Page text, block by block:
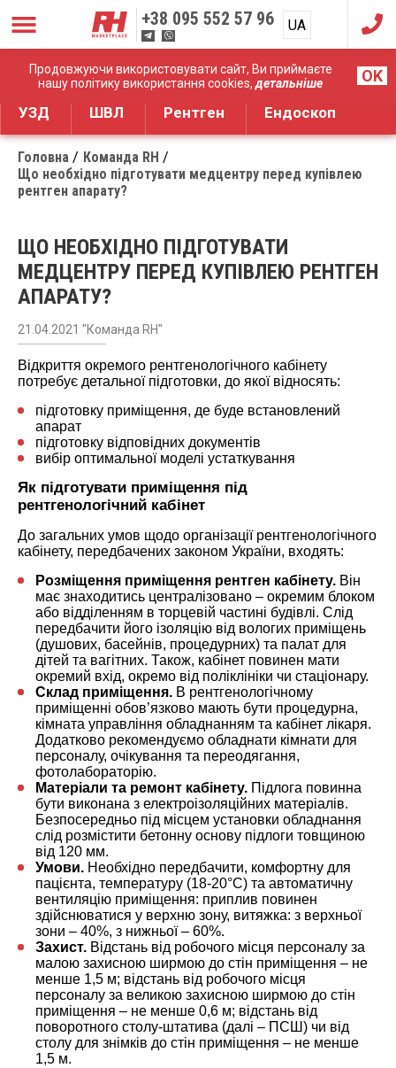
Продовжуючи використовувати сайт, Ви приймаєте
нашу політику використання cookies,детальніше OK
+38 095 552 57 96 UA
RU
Дистрибуція медичного обладнання
УЗД ШВЛ Рентген Ендоскоп
Головна
Команда RH
Що необхідно підготувати медцентру перед купівлею
рентген апарату?
ЩО НЕОБХІДНО ПІДГОТУВАТИ
МЕДЦЕНТРУ ПЕРЕД КУПІВЛЕЮ РЕНТГЕН
АПАРАТУ?
21.04.2021 "Команда RH"
Відкриття окремого рентгенологічного кабінету
потребує детальної підготовки, до якої відносять:
підготовку приміщення, де буде встановлений
апарат
підготовку відповідних документів
вибір оптимальної моделі устаткування
Як підготувати приміщення під
рентгенологічний кабінет
До загальних умов щодо організації рентгенологічного
кабінету, передбачених законом України, входять:
Розміщення приміщення рентген кабінету. Він
має знаходитись централізовано – окремим блоком
або відділенням в торцевій частині будівлі. Слід
передбачити його ізоляцію від вологих приміщень
(душових, басейнів, процедурних) та палат для
дітей та вагітних. Також, кабінет повинен мати
окремий вхід, окремо від поліклініки чи стаціонару.
Склад приміщення. В рентгенологічному
приміщенні обов’язково мають бути процедурна,
кімната управління обладнанням та кабінет лікаря.
Додатково рекомендуємо обладнати кімнати для
персоналу, очікування та переодягання,
фотолабораторію.
Матеріали та ремонт кабінету. Підлога повинна
бути виконана з електроізоляційних матеріалів.
Безпосередньо під місцем установки обладнання
слід розмістити бетонну основу підлоги товщиною
від 120 мм.
Умови. Необхідно передбачити, комфортну для
пацієнта, температуру (18-20°С) та автоматичну
вентиляцію приміщення: приплив повинен
здійснюватися у верхню зону, витяжка: з верхньої
зони – 40%, з нижньої – 60%.
Захист. Відстань від робочого місця персоналу за
малою захисною ширмою до стін приміщення – не
менше 1,5 м; відстань від робочого місця
персоналу за великою захисною ширмою до стін
приміщення – не менше 0,6 м; відстань від
поворотного столу-штатива (далі – ПСШ) чи від
столу для знімків до стін приміщення – не менше
1,5 м.